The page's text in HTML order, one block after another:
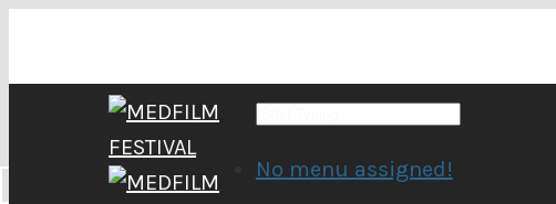
No menu assigned!